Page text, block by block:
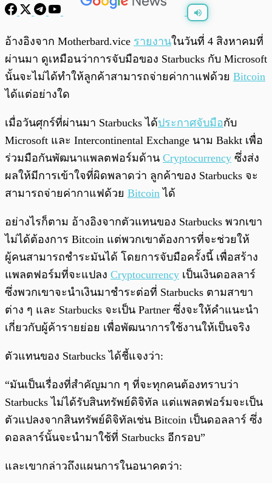
0:00/
อ้างอิงจาก Motherbard.vice รายงานในวันที่ 4 สิงหาคมที่
ผ่านมา ดูเหมือนว่าการจับมือของ Starbucks กับ Microsoft
นั้นจะไม่ได้ทำให้ลูกค้าสามารถจ่ายค่ากาแฟด้วย Bitcoin
ได้แต่อย่างใด
เมื่อวันศุกร์ที่ผ่านมา Starbucks ได้ประกาศจับมือกับ
Microsoft และ Intercontinental Exchange นาม Bakkt เพื่อ
ร่วมมือกันพัฒนาแพลตฟอร์มด้าน Cryptocurrency ซึ่งส่ง
ผลให้มีการเข้าใจที่ผิดพลาดว่า ลูกค้าของ Starbucks จะ
สามารถจ่ายค่ากาแฟด้วย Bitcoin ได้
อย่างไรก็ตาม อ้างอิงจากตัวแทนของ Starbucks พวกเขา
ไม่ได้ต้องการ Bitcoin แต่พวกเขาต้องการที่จะช่วยให้
ผู้คนสามารถชำระมันได้ โดยการจับมือครั้งนี้ เพื่อสร้าง
แพลตฟอร์มที่จะแปลง Cryptocurrency เป็นเงินดอลลาร์
ซึ่งพวกเขาจะนำเงินมาชำระต่อที่ Starbucks ตามสาขา
ต่าง ๆ และ Starbucks จะเป็น Partner ซึ่งจะให้คำแนะนำ
เกี่ยวกับผู้ค้ารายย่อย เพื่อพัฒนาการใช้งานให้เป็นจริง
ตัวแทนของ Starbucks ได้ชี้แจงว่า:
“มันเป็นเรื่องที่สำคัญมาก ๆ ที่จะทุกคนต้องทราบว่า
Starbucks ไม่ได้รับสินทรัพย์ดิจิทัล แต่แพลตฟอร์มจะเป็น
ตัวแปลงจากสินทรัพย์ดิจิทัลเช่น Bitcoin เป็นดอลลาร์ ซึ่ง
ดอลลาร์นั้นจะนำมาใช้ที่ Starbucks อีกรอบ”
และเขากล่าวถึงแผนการในอนาคตว่า: